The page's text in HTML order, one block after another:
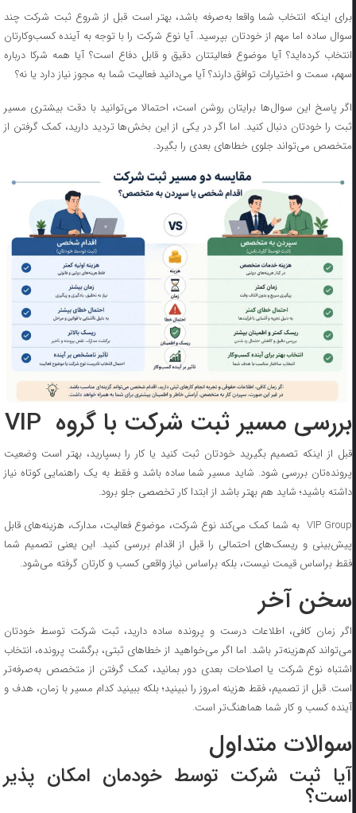
برای اینکه انتخاب شما واقعا به‌صرفه باشد، بهتر است قبل از شروع ثبت شرکت چند
سوال ساده اما مهم از خودتان بپرسید. آیا نوع شرکت را با توجه به آینده کسب‌وکارتان
انتخاب کرده‌اید؟ آیا موضوع فعالیتتان دقیق و قابل دفاع است؟ آیا همه شرکا درباره
سهم، سمت و اختیارات توافق دارند؟ آیا می‌دانید فعالیت شما به مجوز نیاز دارد یا نه؟
اگر پاسخ این سوال‌ها برایتان روشن است، احتمالا می‌توانید با دقت بیشتری مسیر
ثبت را خودتان دنبال کنید. اما اگر در یکی از این بخش‌ها تردید دارید، کمک گرفتن از
متخصص می‌تواند جلوی خطاهای بعدی را بگیرد.
بررسی مسیر ثبت شرکت با گروه VIP
قبل از اینکه تصمیم بگیرید خودتان ثبت کنید یا کار را بسپارید، بهتر است وضعیت
پرونده‌تان بررسی شود. شاید مسیر شما ساده باشد و فقط به یک راهنمایی کوتاه نیاز
داشته باشید؛ شاید هم بهتر باشد از ابتدا کار تخصصی جلو برود.
VIP Group به شما کمک می‌کند نوع شرکت، موضوع فعالیت، مدارک، هزینه‌های قابل
پیش‌بینی و ریسک‌های احتمالی را قبل از اقدام بررسی کنید. این یعنی تصمیم شما
فقط براساس قیمت نیست، بلکه براساس نیاز واقعی کسب ‌و کارتان گرفته می‌شود.
سخن آخر
اگر زمان کافی، اطلاعات درست و پرونده ساده دارید، ثبت شرکت توسط خودتان
می‌تواند کم‌هزینه‌تر باشد. اما اگر می‌خواهید از خطاهای ثبتی، برگشت پرونده، انتخاب
اشتباه نوع شرکت یا اصلاحات بعدی دور بمانید، کمک گرفتن از متخصص به‌صرفه‌تر
است. قبل از تصمیم، فقط هزینه امروز را نبینید؛ بلکه ببینید کدام مسیر با زمان، هدف و
آینده کسب ‌و کار شما هماهنگ‌تر است.
سوالات متداول
آیا ثبت شرکت توسط خودمان امکان پذیر
است؟